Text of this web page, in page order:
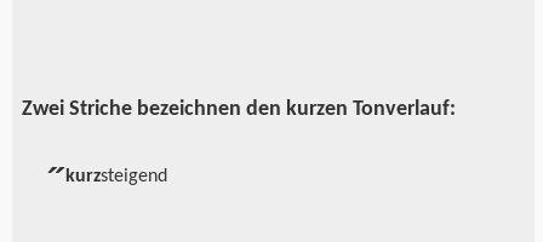
Zwei Striche bezeichnen den kurzen Tonverlauf:
̋ kurzsteigend